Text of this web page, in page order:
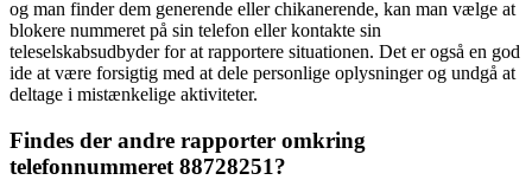
og man finder dem generende eller chikanerende, kan man vælge at
blokere nummeret på sin telefon eller kontakte sin
teleselskabsudbyder for at rapportere situationen. Det er også en god
ide at være forsigtig med at dele personlige oplysninger og undgå at
deltage i mistænkelige aktiviteter.
Findes der andre rapporter omkring
telefonnummeret 88728251?